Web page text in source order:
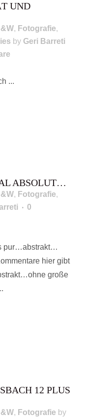
UND
, Fotografie,
by Geri Barreti
...
ABSOLUT…
, Fotografie,
0
pur…abstrakt…
hier gibt
große
12 PLUS
, Fotografie by